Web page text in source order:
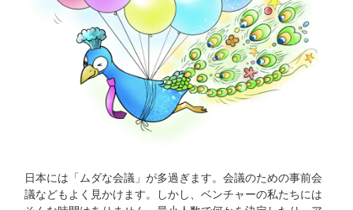
日本には「ムダな会議」が多過ぎます。会議のための事前会
議などもよく見かけます。しかし、ベンチャーの私たちには